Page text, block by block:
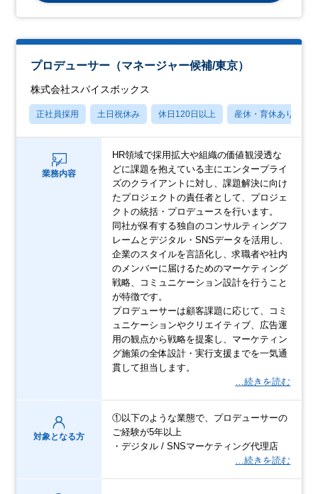
プロデューサー（マネージャー候補/東京）
株式会社スパイスボックス
正社員採用 土日祝休み 休日120日以上 産休・育休あり
業務内容
HR領域で採用拡大や組織の価値観浸透な
どに課題を抱えている主にエンタープライ
ズのクライアントに対し、課題解決に向け
たプロジェクトの責任者として、プロジェ
クトの統括・プロデュースを行います。
同社が保有する独自のコンサルティングフ
レームとデジタル・SNSデータを活用し、
企業のスタイルを言語化し、求職者や社内
のメンバーに届けるためのマーケティング
戦略、コミュニケーション設計を行うこと
が特徴です。
プロデューサーは顧客課題に応じて、コミ
ュニケーションやクリエイティブ、広告運
用の観点から戦略を提案し、マーケティン
グ施策の全体設計・実行支援までを一気通
貫して担当します。
…続きを読む
対象となる方
①以下のような業態で、プロデューサーの
ご経験が5年以上
・デジタル / SNSマーケティング代理店
…続きを読む